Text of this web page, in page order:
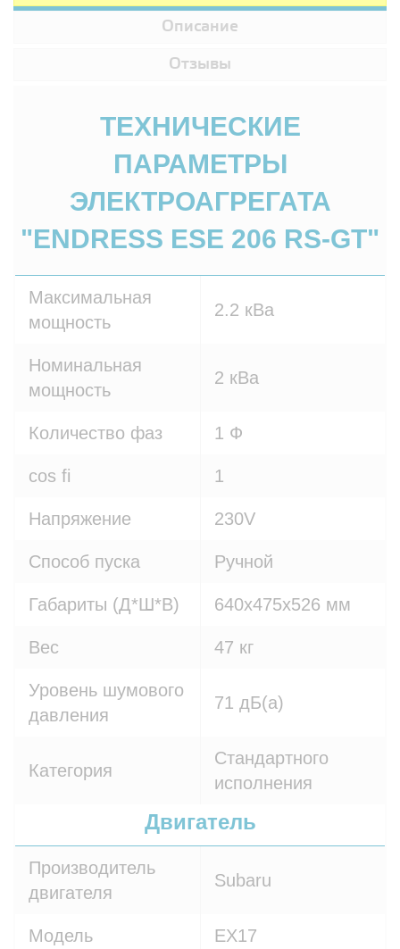
Описание
Отзывы
ТЕХНИЧЕСКИЕ
ПАРАМЕТРЫ
ЭЛЕКТРОАГРЕГАТА
"ENDRESS ESE 206 RS-GT"
Максимальная
мощность
2.2 кВа
Номинальная
мощность
2 кВа
Количество фаз 1 Ф
cos fi 1
Напряжение 230V
Способ пуска Ручной
Габариты (Д*Ш*В) 640х475х526 мм
Вес 47 кг
Уровень шумового
давления
71 дБ(а)
Категория
Стандартного
исполнения
Двигатель
Производитель
двигателя
Subaru
Модель EX17